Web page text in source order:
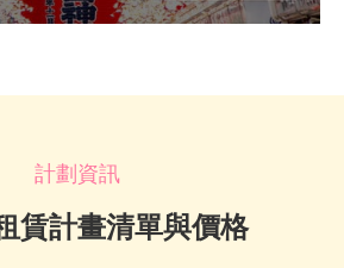
計劃資訊
賃計畫清單與價格